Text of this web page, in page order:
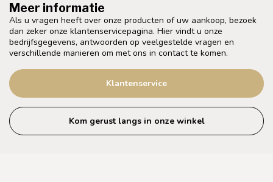
Meer informatie
Als u vragen heeft over onze producten of uw aankoop, bezoek
dan zeker onze klantenservicepagina. Hier vindt u onze
bedrijfsgegevens, antwoorden op veelgestelde vragen en
verschillende manieren om met ons in contact te komen.
Klantenservice
Kom gerust langs in onze winkel